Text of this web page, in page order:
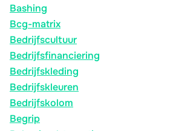
Bashing
Bcg-matrix
Bedrijfscultuur
Bedrijfsfinanciering
Bedrijfskleding
Bedrijfskleuren
Bedrijfskolom
Begrip